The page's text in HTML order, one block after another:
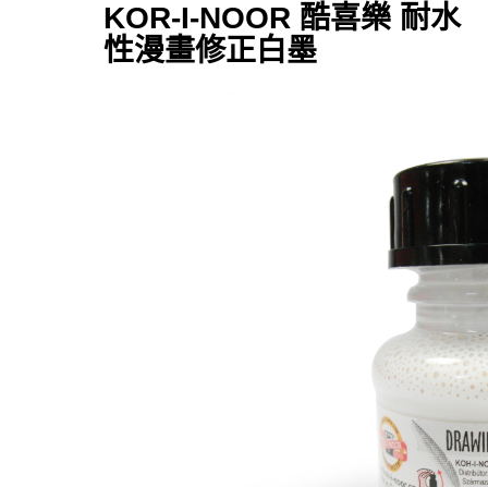
KOR-I-NOOR 酷喜樂 耐水
性漫畫修正白墨